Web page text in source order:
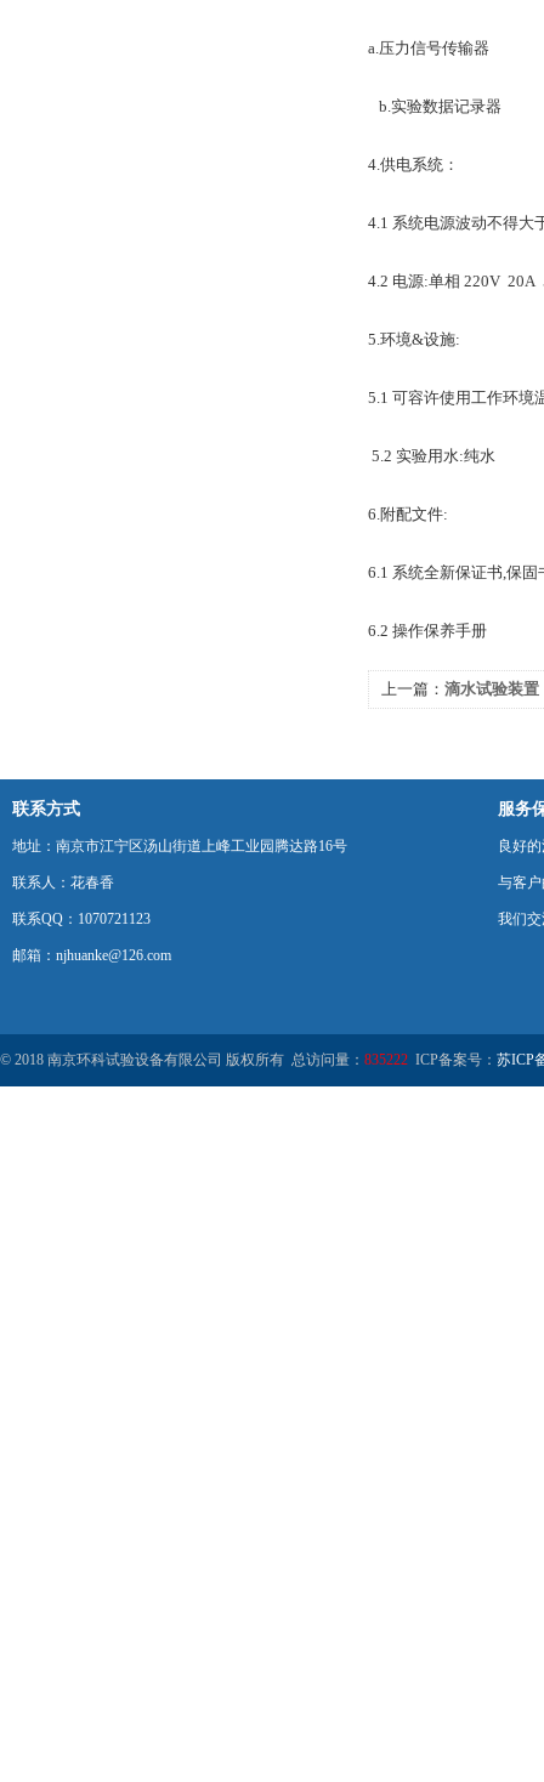
a.压力信号传输器
b.实验数据记录器
4.供
4.1 系统电源波动不得大
4.2 电源:单相 220V 20A
5.环境&设施:
5.1 可容许使用工作环
5.2 实验用水:纯水
6.附配文件:
6.1 系统全新保证书,保固
6.2 操作保养手册
上一篇： 滴水试验装置
联系方式
地址：南京市江宁区汤山街道上峰工业园腾达路16号
联系人：花春香
联系QQ：1070721123
邮箱：njhuanke@126.com
服务
良好
与客
我们
© 2018 南京环科试验设备有限公司 版权所有 总访问量： 835222 ICP备案号： 苏ICP